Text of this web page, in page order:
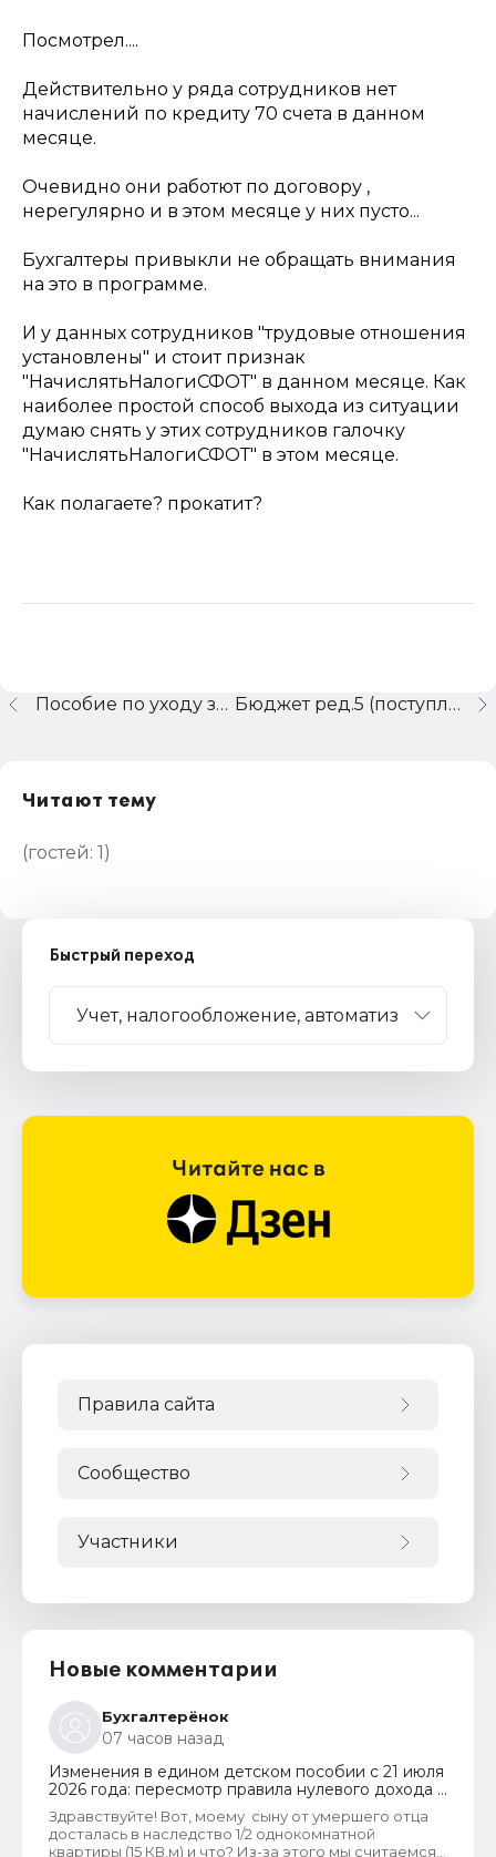
Посмотрел....
Действительно у ряда сотрудников нет
начислений по кредиту 70 счета в данном
месяце.
Очевидно они работют по договору ,
нерегулярно и в этом месяце у них пусто...
Бухгалтеры привыкли не обращать внимания
на это в программе.
И у данных сотрудников "трудовые отношения
установлены" и стоит признак
"НачислятьНалогиСФОТ" в данном месяце. Как
наиболее простой способ выхода из ситуации
думаю снять у этих сотрудников галочку
"НачислятьНалогиСФОТ" в этом месяце.
Как полагаете? прокатит?
Бюджет ред.5 (поступление на бюдж. лиц. счет)
Пособие по уходу за ребенком.
Читают тему
(гостей: 1)
Быстрый переход
Правила сайта
Сообщество
Участники
Новые комментарии
Бухгалтерёнок
07 часов назад
Изменения в едином детском пособии с 21 июля
2026 года: пересмотр правила нулевого дохода и
новый порядок оформления пособий по месту
пребывания
Здравствуйте! Вот, моему сыну от умершего отца
досталась в наследство 1/2 однокомнатной
квартиры (15 КВ.м) и что? Из-за этого мы считаемся